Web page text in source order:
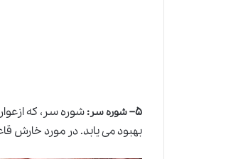
۵–شوره سر:شوره سر، که
بهبود می یابد. در مورد خارش